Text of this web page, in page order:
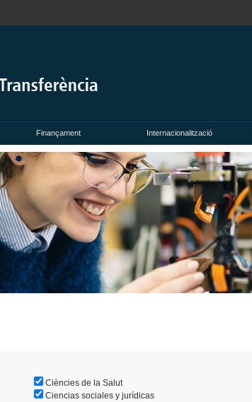
Finançament Internacionalització
Ciències de la Salut
Ciencias sociales y jurídicas